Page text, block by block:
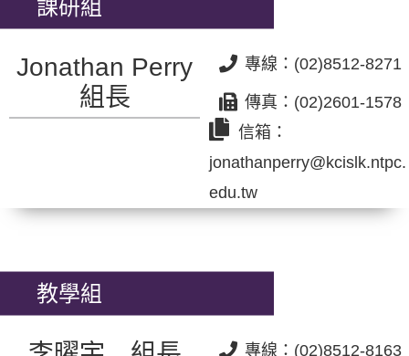
課研組
Jonathan Perry
組長
專線：(02)8512-8271
傳真：(02)2601-1578
信箱：
jonathanperry@kcislk.ntpc.
edu.tw
教學組
專線：(02)8512-8163